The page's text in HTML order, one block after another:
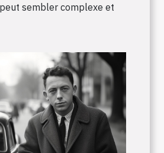
sembler complexe et